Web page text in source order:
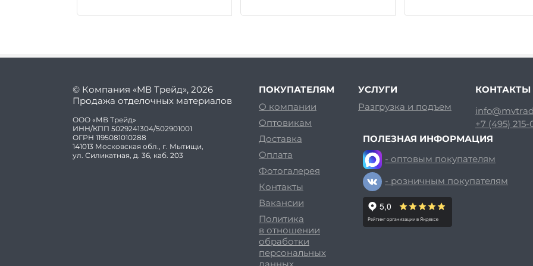
© Компания «МВ Трейд», 2026
Продажа отделочных материалов
ООО «МВ Трейд»
ИНН/КПП 5029241304/502901001
ОГРН 1195081010288
141013 Московская обл., г. Мытищи,
ул. Силикатная, д. 36, каб. 203
ПОКУПАТЕЛЯМ
О компании
Оптовикам
Доставка
Оплата
Фотогалерея
Контакты
Вакансии
Политика
в отношении
обработки
персональных
УСЛУГИ
Разгрузка и подъем
КОНТАКТЫ
+7 (495)
ПОЛЕЗНАЯ ИНФОРМАЦИЯ
- оптовым покупателям
- розничным покупателям